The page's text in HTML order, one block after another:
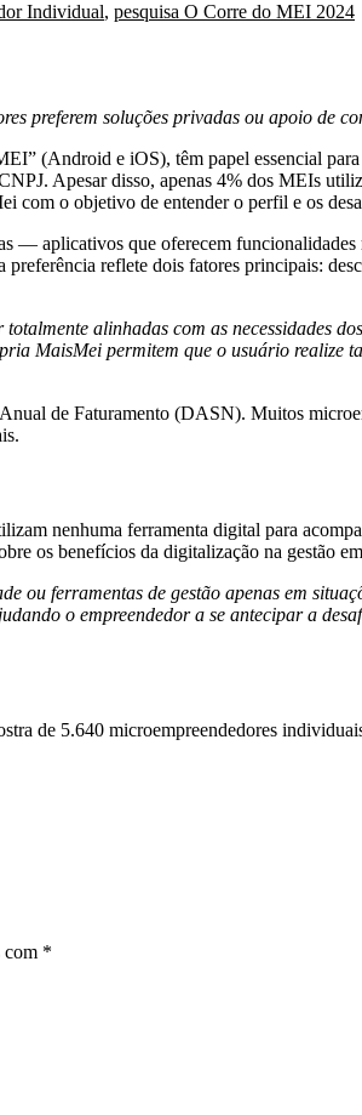
Individual, pesquisa O Corre do MEI 2024
preferem soluções privadas ou apoio de
(Android e iOS), têm papel essencial
Apesar disso, apenas 4% dos MEIs
o objetivo de entender o perfil e os
— aplicativos que oferecem
reflete dois fatores principais:
alinhadas com as necessidades
MaisMei permitem que o usuário realize
de Faturamento (DASN). Muitos
nenhuma ferramenta digital para
os benefícios da digitalização na gestão
ou ferramentas de gestão apenas em
o empreendedor a se antecipar a
de 5.640 microempreendedores
com *